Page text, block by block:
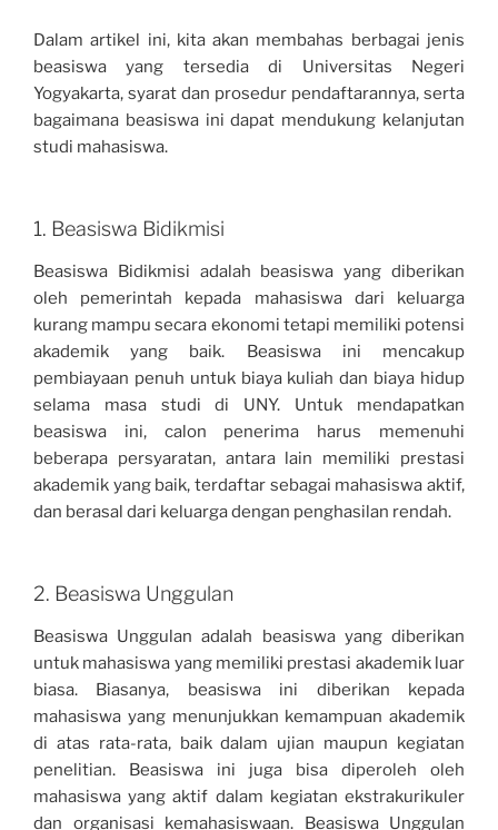
Dalam artikel ini, kita akan membahas berbagai jenis
beasiswa yang tersedia di Universitas Negeri
Yogyakarta, syarat dan prosedur pendaftarannya, serta
bagaimana beasiswa ini dapat mendukung kelanjutan
studi mahasiswa.
1. Beasiswa Bidikmisi
Beasiswa Bidikmisi adalah beasiswa yang diberikan
oleh pemerintah kepada mahasiswa dari keluarga
kurang mampu secara ekonomi tetapi memiliki potensi
akademik yang baik. Beasiswa ini mencakup
pembiayaan penuh untuk biaya kuliah dan biaya hidup
selama masa studi di UNY. Untuk mendapatkan
beasiswa ini, calon penerima harus memenuhi
beberapa persyaratan, antara lain memiliki prestasi
akademik yang baik, terdaftar sebagai mahasiswa aktif,
dan berasal dari keluarga dengan penghasilan rendah.
2. Beasiswa Unggulan
Beasiswa Unggulan adalah beasiswa yang diberikan
untuk mahasiswa yang memiliki prestasi akademik luar
biasa. Biasanya, beasiswa ini diberikan kepada
mahasiswa yang menunjukkan kemampuan akademik
di atas rata-rata, baik dalam ujian maupun kegiatan
penelitian. Beasiswa ini juga bisa diperoleh oleh
mahasiswa yang aktif dalam kegiatan ekstrakurikuler
dan organisasi kemahasiswaan. Beasiswa Unggulan